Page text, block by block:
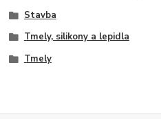
Stavba
Tmely, silikony a lepidla
Tmely